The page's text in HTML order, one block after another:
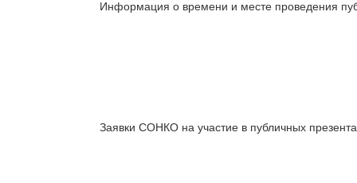
Информация о времени и месте проведения
Заявки СОНКО на участие в публичных